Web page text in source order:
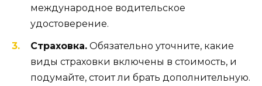
международное водительское
удостоверение.
Страховка. Обязательно уточните, какие
виды страховки включены в стоимость, и
подумайте, стоит ли брать дополнительную.